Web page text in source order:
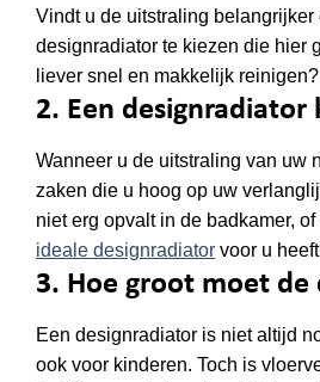
Vindt u de uitstraling
designradiator te kiezen die hier
liever snel en makkelijk
2. Een
Wanneer u de uitstraling van uw
zaken die u hoog op uw
niet erg opvalt in de badkamer,
ideale designradiator voor u
3. Hoe groot moet de
Een designradiator is niet altijd
ook voor kinderen. Toch is